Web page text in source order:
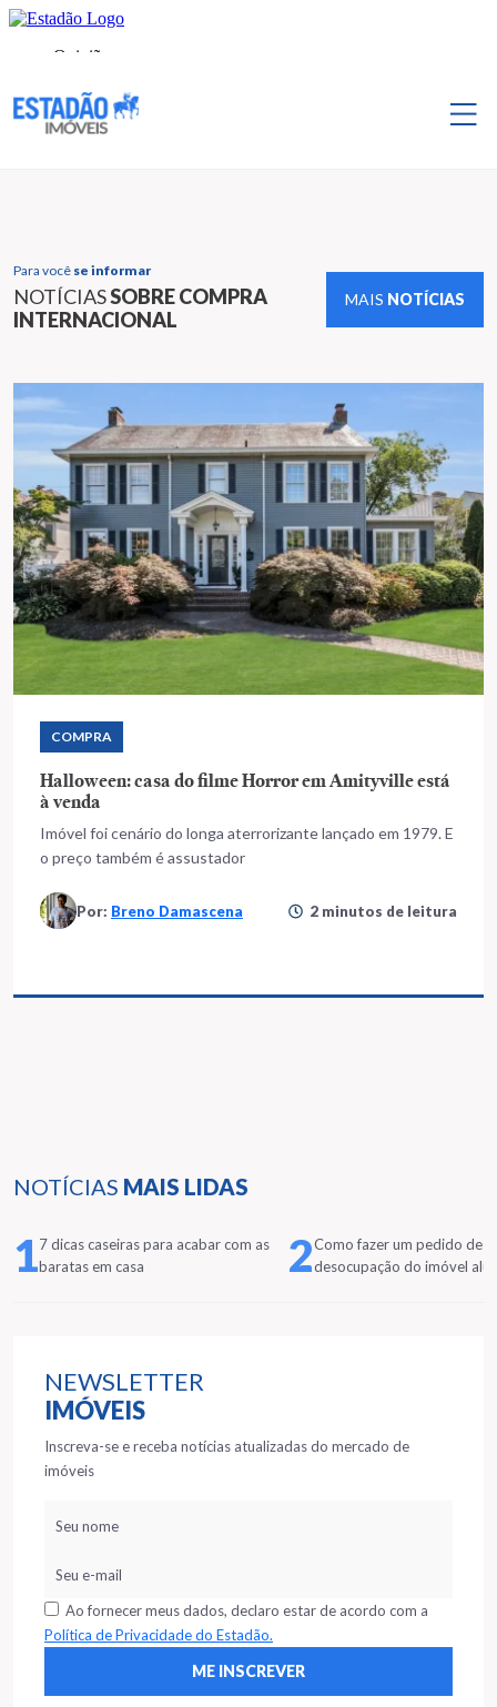
Para você se informar
NOTÍCIASSOBRE COMPRA
INTERNACIONAL
MAIS NOTÍCIAS
NOTÍCIAS MAIS LIDAS
17 dicas caseiras para acabar com as
baratas em casa
2Como fazer um pedido de
desocupação do imóvel
NEWSLETTER
IMÓVEIS
Inscreva-se e receba notícias atualizadas do mercado de
imóveis
Ao fornecer meus dados, declaro estar de acordo com a
Política de Privacidade do Estadão.
COMPRA
Halloween: casa do filme Horror em Amityville está
à venda
Imóvel foi cenário do longa aterrorizante lançado em 1979. E
o preço também é assustador
Por: Breno Damascena 2 minutos de leitura